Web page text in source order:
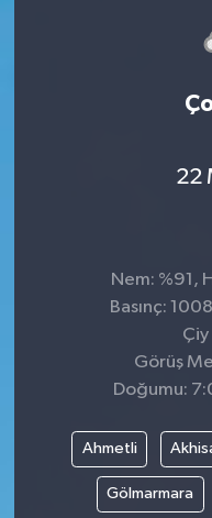
22
Nem: %91,
Basınç:
Çiy
Görüş
Doğumu:
Ahmetli
Gölmarmara